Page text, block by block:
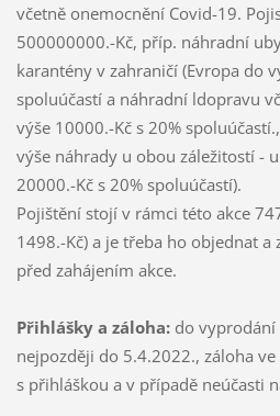
včetně onemocnění Covid-19.
500000000.-Kč, příp. náhradní
karantény v zahraničí (Evropa do
spoluúčastí a náhradní ldopravu
výše 10000.-Kč s 20%
výše náhrady u obou záležitostí -
20000.-Kč s 20% spoluúčastí).
Pojištění stojí v rámci této akce
1498.-Kč) a je třeba ho objednat
před zahájením akce.
Přihlášky a záloha:do vyprodání
nejpozději do 5.4.2022., záloha
s přihláškou a v případě neúčasti